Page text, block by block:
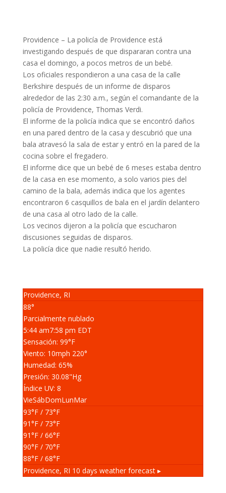
Providence – La policía de Providence está
investigando después de que dispararan contra una
casa el domingo, a pocos metros de un bebé.
Los oficiales respondieron a una casa de la calle
Berkshire después de un informe de disparos
alrededor de las 2:30 a.m., según el comandante de la
policía de Providence, Thomas Verdi.
El informe de la policía indica que se encontró daños
en una pared dentro de la casa y descubrió que una
bala atravesó la sala de estar y entró en la pared de la
cocina sobre el fregadero.
El informe dice que un bebé de 6 meses estaba dentro
de la casa en ese momento, a solo varios pies del
camino de la bala, además indica que los agentes
encontraron 6 casquillos de bala en el jardín delantero
de una casa al otro lado de la calle.
Los vecinos dijeron a la policía que escucharon
discusiones seguidas de disparos.
La policía dice que nadie resultó herido.
Providence, RI
88°
Parcialmente nublado
5:44 am7:58 pm EDT
Sensación: 99°F
Viento: 10mph 220°
Humedad: 65%
Presión: 30.08"Hg
Índice UV: 8
VieSábDomLunMar
93°F/ 73°F
91°F/ 73°F
91°F/ 66°F
90°F/ 70°F
88°F/ 68°F
Providence, RI 10 days weather forecast ▸